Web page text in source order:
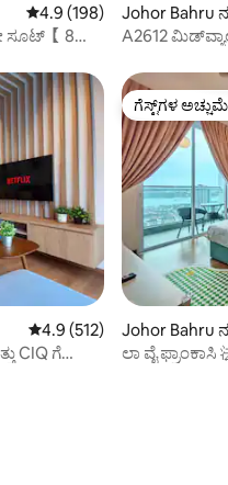
5 ರಲ್ಲಿ 4.9 ಸರಾಸರಿ ರೇಟಿಂಗ್,
4.9 (198)
ಸೂಟ್【 8
Johor Bahru
A2612
5 ರಲ್ಲಿ 4.9 ಸರಾಸರಿ ರೇಟಿಂಗ್,
4.9 (512)
CIQ ಗೆ
ಗೆಸ್ಟ್‌ಗಳ
ಗೆಸ್ಟ್‌ಗಳ
Johor Bahru
ಲಾ ವೈ ಫ್ರಾಂಕಾಸಿ